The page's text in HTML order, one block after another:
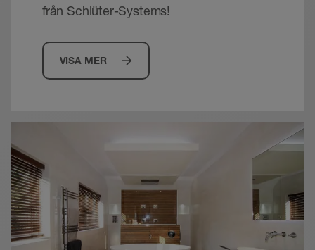
från Schlüter-Systems!
VISA MER